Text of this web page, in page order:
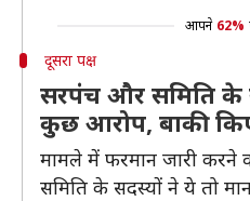
आपने 62%
दूसरा पक्ष
सरपंच और समिति के
कुछ आरोप, बाकी
मामले में फरमान जारी
समिति के सदस्यों ने ये तो